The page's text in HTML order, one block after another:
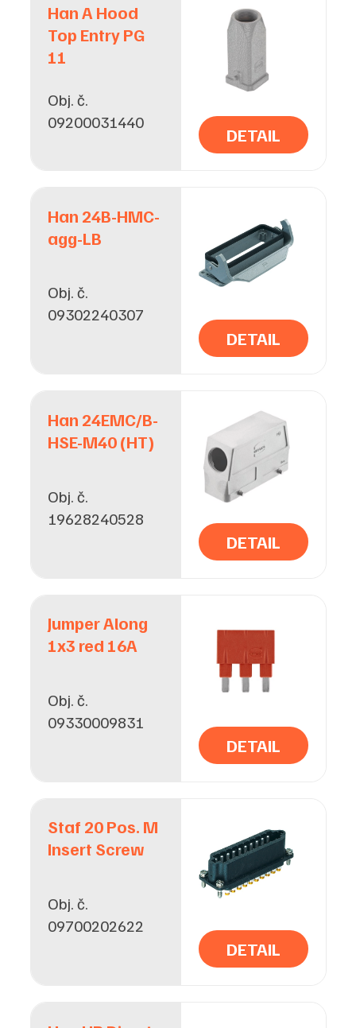
Han A Hood
Top Entry PG
11
Obj. č.
09200031440
DETAIL
Han 24B-HMC-
agg-LB
Obj. č.
09302240307
DETAIL
Han 24EMC/B-
HSE-M40 (HT)
Obj. č.
19628240528
DETAIL
Jumper Along
1x3 red 16A
Obj. č.
09330009831
DETAIL
Staf 20 Pos. M
Insert Screw
Obj. č.
09700202622
DETAIL